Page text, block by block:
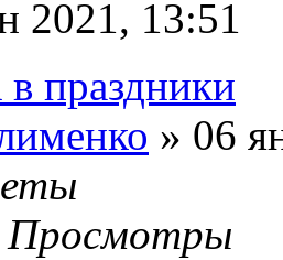
2021, 13:51
праздники
» 06
Просмотры